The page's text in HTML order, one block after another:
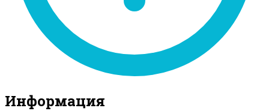
Информация